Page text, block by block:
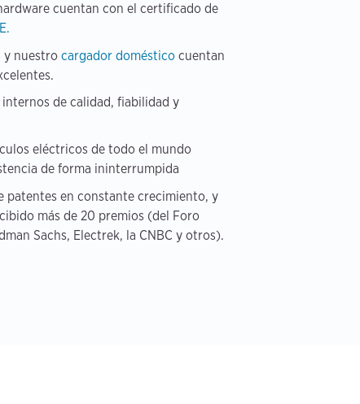
cuentan con el certificado de
y nuestrocargador doméstico cuentan
de calidad, fiabilidad y
eléctricos de todo el mundo
de forma ininterrumpida
patentes en constante crecimiento, y
más de 20 premios (del Foro
Sachs, Electrek, la CNBC y otros).